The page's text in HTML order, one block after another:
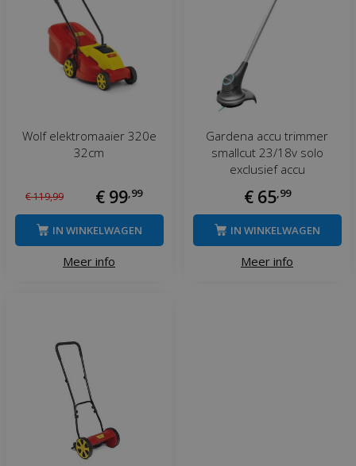
Wolf elektromaaier 320e
32cm
€119,99 € 99,99
Meer info
IN WINKELWAGEN
Gardena accu trimmer
smallcut 23/18v solo
exclusief accu
€ 65,99
Meer info
IN WINKELWAGEN